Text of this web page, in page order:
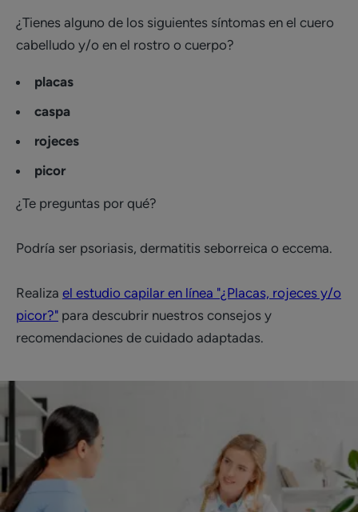
¿Tienes alguno de los siguientes síntomas en el cuero
cabelludo y/o en el rostro o cuerpo?
placas
caspa
rojeces
picor
¿Te preguntas por qué?
Podría ser psoriasis, dermatitis seborreica o eccema.
Realiza el estudio capilar en línea "¿Placas, rojeces y/o
picor?" para descubrir nuestros consejos y
recomendaciones de cuidado adaptadas.